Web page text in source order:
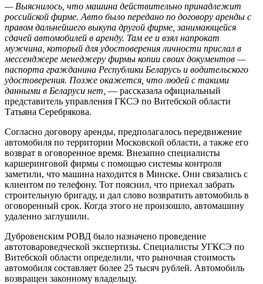
— Выяснилось, что машина действительно принадлежит
российской фирме. Авто было передано по договору аренды с
правом дальнейшего выкупа другой фирме, занимающейся
сдачей автомобилей в аренду. Там ее и взял напрокат
мужчина, который для удостоверения личности прислал в
мессенджере менеджеру фирмы копии своих документов —
паспорта гражданина Республики Беларусь и водительского
удостоверения. Позже окажется, что людей с такими
данными в Беларуси нет, — рассказала официальный
представитель управления ГКСЭ по Витебской области
Татьяна Серебрякова.
Согласно договору аренды, предполагалось передвижение
автомобиля по территории Московской области, а также его
возврат в оговоренное время. Внезапно специалисты
каршеринговой фирмы с помощью системы контроля
заметили, что машина находится в Минске. Они связались с
клиентом по телефону. Тот пояснил, что приехал забрать
строительную бригаду, и дал слово возвратить автомобиль в
оговоренный срок. Когда этого не произошло, автомашину
удаленно заглушили.
Дубровенским РОВД было назначено проведение
автотовароведческой экспертизы. Специалисты УГКСЭ по
Витебской области определили, что рыночная стоимость
автомобиля составляет более 25 тысяч рублей. Автомобиль
возвращен законному владельцу.